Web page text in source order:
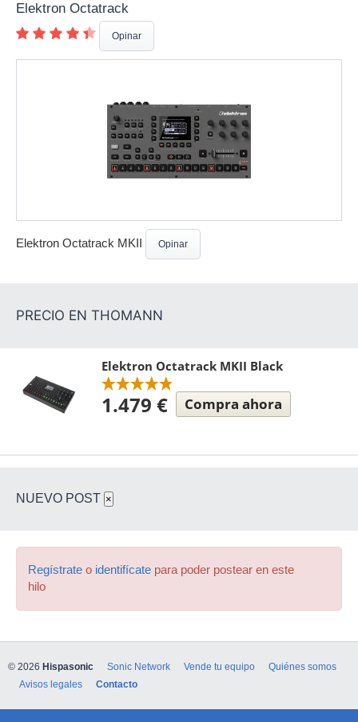
Elektron Octatrack
Opinar
Elektron Octatrack MKII Opinar
Elektron Octatrack MKII Black
1.479 € Compra ahora
NUEVO POST ×
Regístrate o identifícate para poder postear en este
hilo
© 2026 Hispasonic Sonic Network Vende tu equipo
Quiénes somos
Avisos legales
Contacto